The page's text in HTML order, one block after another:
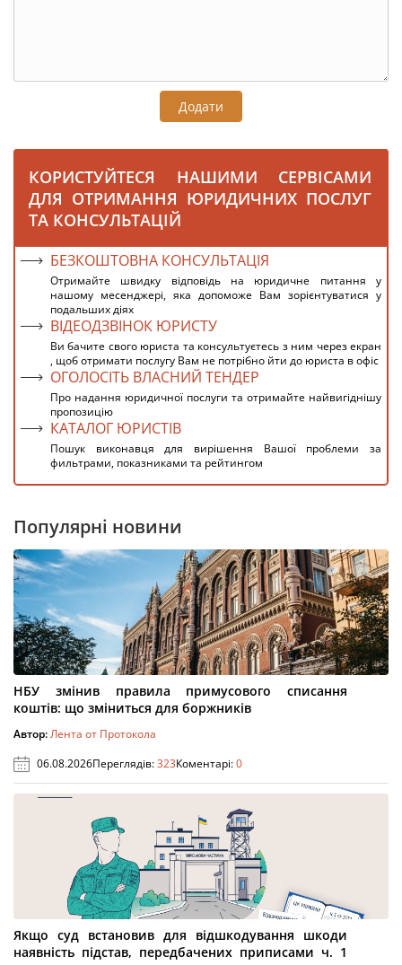
Додати
КОРИСТУЙТЕСЯ НАШИМИ СЕРВІСАМИ
ДЛЯ ОТРИМАННЯ ЮРИДИЧНИХ ПОСЛУГ
ТА КОНСУЛЬТАЦІЙ
БЕЗКОШТОВНА КОНСУЛЬТАЦІЯ
Отримайте швидку відповідь на юридичне питання у
нашому месенджері, яка допоможе Вам зорієнтуватися у
подальших діях
ВІДЕОДЗВІНОК ЮРИСТУ
Ви бачите свого юриста та консультуєтесь з ним через екран
, щоб отримати послугу Вам не потрібно йти до юриста в офіс
ОГОЛОСІТЬ ВЛАСНИЙ ТЕНДЕР
Про надання юридичної послуги та отримайте найвигіднішу
пропозицію
КАТАЛОГ ЮРИСТІВ
Пошук виконавця для вирішення Вашої проблеми за
фильтрами, показниками та рейтингом
Популярні новини
НБУ змінив правила примусового списання
коштів: що зміниться для боржників
Автор:Лента от Протокола
06.08.2026Переглядів:323Коментарі:0
Якщо суд встановив для відшкодування шкоди
наявність підстав, передбачених приписами ч. 1